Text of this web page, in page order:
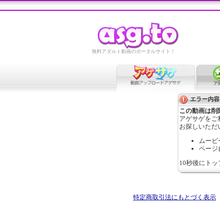
無料アダルト動画のポータルサイト！
エラー内容
この動画は削
アゲサゲをご
お探しいただ
ムービ
ページ
10秒後にト
特定商取引法にもとづく表示